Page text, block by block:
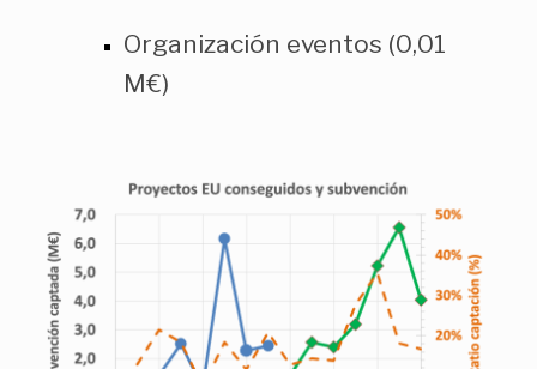
Organización eventos (0,01
M€)